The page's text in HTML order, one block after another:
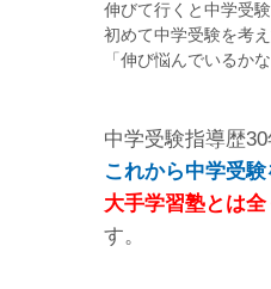
伸びて行くと中学受
初めて中学受験を考
「伸び悩んでいるか
中学受験指導歴30
これから中学受
大手学習塾とは
す。